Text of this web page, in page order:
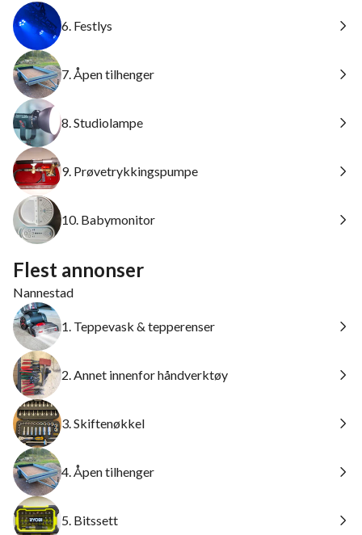
6. Festlys
7. Åpen tilhenger
8. Studiolampe
9. Prøvetrykkingspumpe
10. Babymonitor
Flest annonser
Nannestad
1. Teppevask & tepperenser
2. Annet innenfor håndverktøy
3. Skiftenøkkel
4. Åpen tilhenger
5. Bitssett